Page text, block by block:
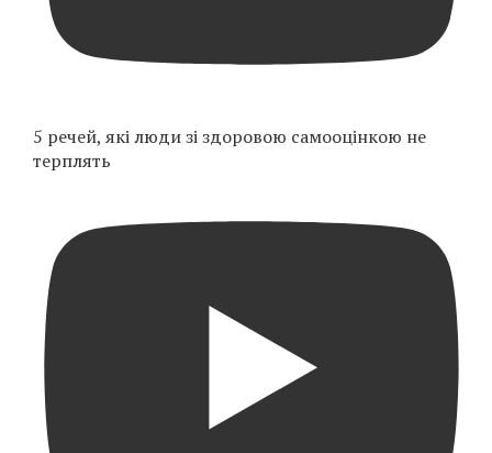
5 речей, які люди зі здоровою самооцінкою не
терплять